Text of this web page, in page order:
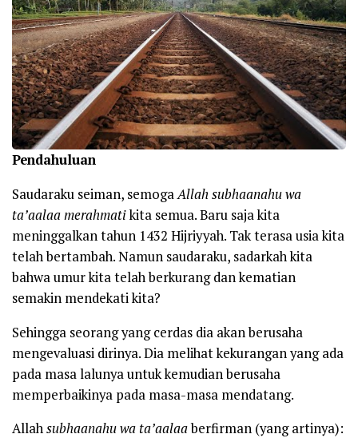
Pendahuluan
Saudaraku seiman, semogaAllah subhaanahu wa
ta’aalaa merahmatikita semua. Baru saja kita
meninggalkan tahun 1432 Hijriyyah. Tak terasa usia kita
telah bertambah. Namun saudaraku, sadarkah kita
bahwa umur kita telah berkurang dan kematian
semakin mendekati kita?
Sehingga seorang yang cerdas dia akan berusaha
mengevaluasi dirinya. Dia melihat kekurangan yang ada
pada masa lalunya untuk kemudian berusaha
memperbaikinya pada masa-masa mendatang.
Allahsubhaanahu wa ta’aalaaberfirman (yang artinya):